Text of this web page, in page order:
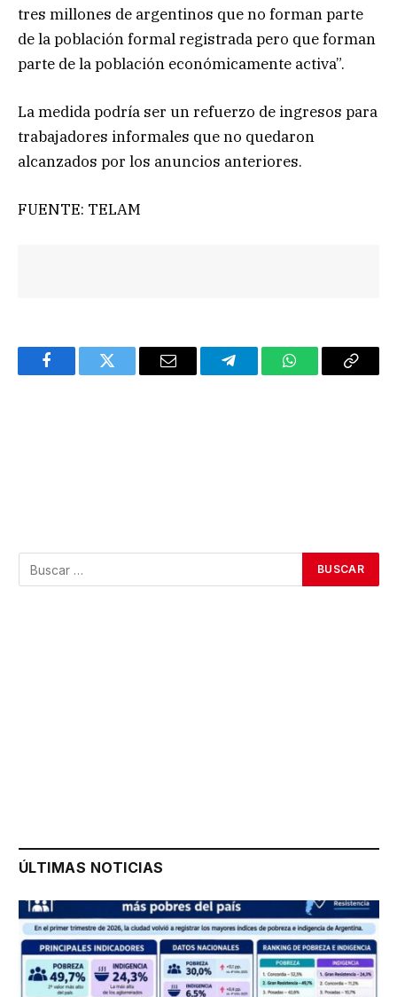
tres millones de argentinos que no forman parte
de la población formal registrada pero que forman
parte de la población económicamente activa”.
La medida podría ser un refuerzo de ingresos para
trabajadores informales que no quedaron
alcanzados por los anuncios anteriores.
FUENTE: TELAM
FacebookTwitter Email TelegramWhatsAppCopy
ÚLTIMAS NOTICIAS